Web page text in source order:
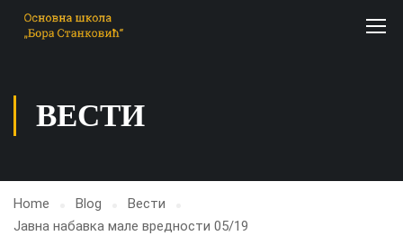
ВЕСТИ
Home Blog
Вести
Јавна набавка мале вредности 05/19